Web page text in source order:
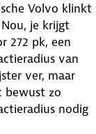
Volvo klinkt
je krijgt
272 pk, een
van
ver, maar
bewust zo
nodig